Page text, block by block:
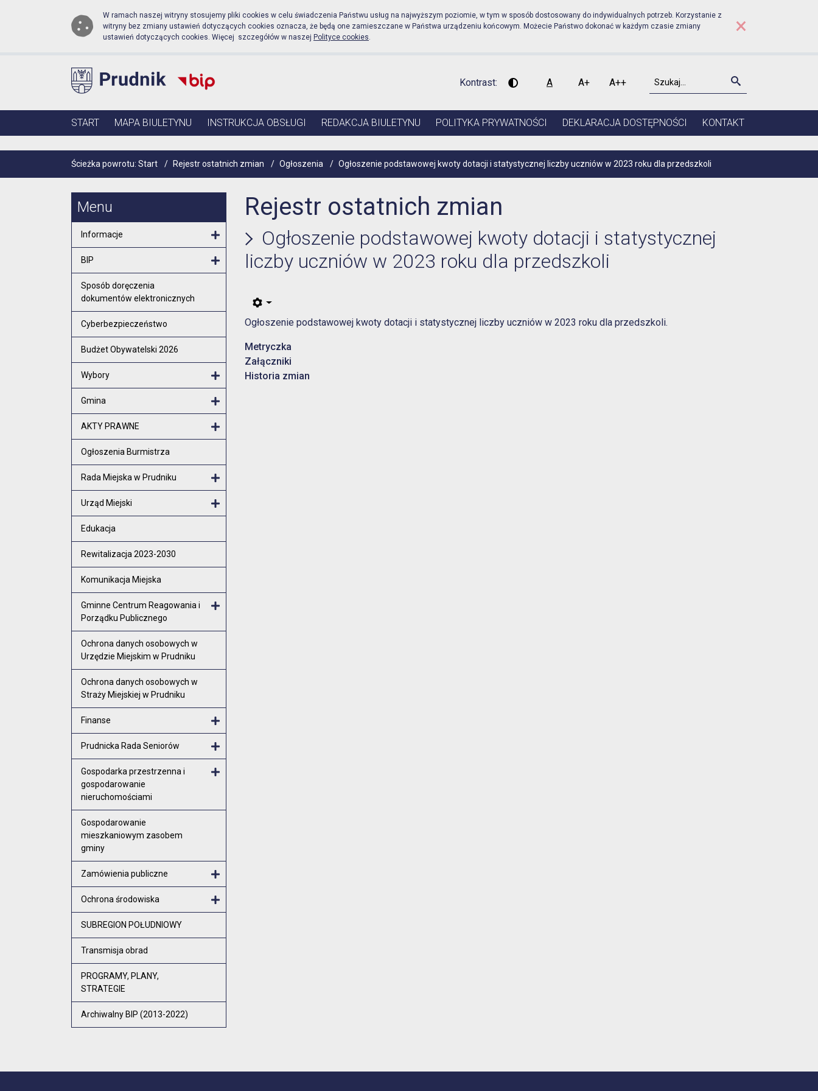
Biuletyn Informacji Publicznej Urząd Miejski w Prudniku - Ogłoszenie
Przejdź do menu głównego
Przejdź do głównej zawartościW ramach naszej witryny stosujemy pliki cookies w celu świadczenia Państwu usług na najwyższym poziomie, w tym w sposób dostosowany do indywidualnych potrzeb. Korzystanie z
witryny bez zmiany ustawień dotyczących cookies oznacza, że będą one zamieszczane w Państwa urządzeniu końcowym. Możecie Państwo dokonać w każdym czasie zmiany
ustawień dotyczących cookies. Więcej szczegółów w naszej Polityce cookies. ×
Kontrast:
Wysoki kontrast
A
Czcionka domyślna
A+
Czcionka średnia
A++
Czcionka duża
Szukaj Szukaj
Menu główne
START MAPA BIULETYNU INSTRUKCJA OBSŁUGI REDAKCJA BIULETYNU POLITYKA PRYWATNOŚCI DEKLARACJA DOSTĘPNOŚCI KONTAKT
Ścieżka powrotu: Start / Rejestr ostatnich zmian / Ogłoszenia / Ogłoszenie podstawowej kwoty dotacji i statystycznej liczby uczniów w 2023 roku dla przedszkoli
Menu
Informacje
Otwórz menu
BIP
Sposób doręczenia
dokumentów elektronicznych
Cyberbezpieczeństwo
Budżet Obywatelski 2026
Wybory
Gmina
AKTY PRAWNE
Ogłoszenia Burmistrza
Rada Miejska w Prudniku
Urząd Miejski
Edukacja
Rewitalizacja 2023-2030
Komunikacja Miejska
Gminne Centrum Reagowania i
Porządku Publicznego
Ochrona danych osobowych w
Urzędzie Miejskim w Prudniku
Ochrona danych osobowych w
Straży Miejskiej w Prudniku
Finanse
Prudnicka Rada Seniorów
Gospodarka przestrzenna i
gospodarowanie
nieruchomościami
Gospodarowanie
mieszkaniowym zasobem
gminy
Zamówienia publiczne
Ochrona środowiska
SUBREGION POŁUDNIOWY
Transmisja obrad
PROGRAMY, PLANY,
STRATEGIE
Archiwalny BIP (2013-2022)
Rejestr ostatnich zmian
Ogłoszenie podstawowej kwoty dotacji i statystycznej
liczby uczniów w 2023 roku dla przedszkoli
Ogłoszenie podstawowej kwoty dotacji i statystycznej liczby uczniów w 2023 roku dla przedszkoli.
Metryczka
Załączniki
Historia zmian